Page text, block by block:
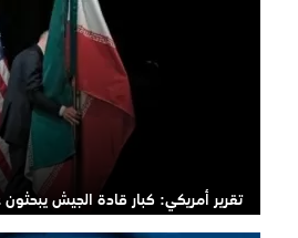
تقرير أمريكي: كبار قادة الجيش